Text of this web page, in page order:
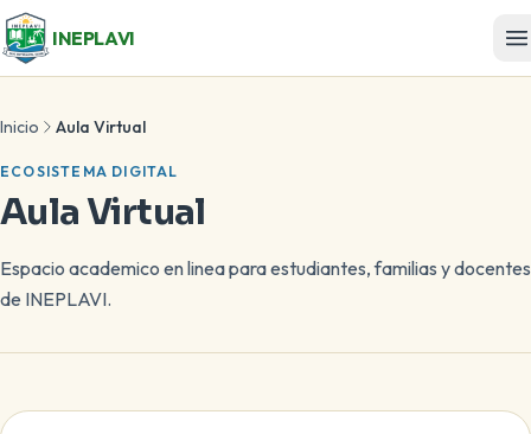
INEPLAVI
Inicio Aula Virtual
ECOSISTEMA DIGITAL
Aula Virtual
Espacio academico en linea para estudiantes, familias y docentes
de INEPLAVI.